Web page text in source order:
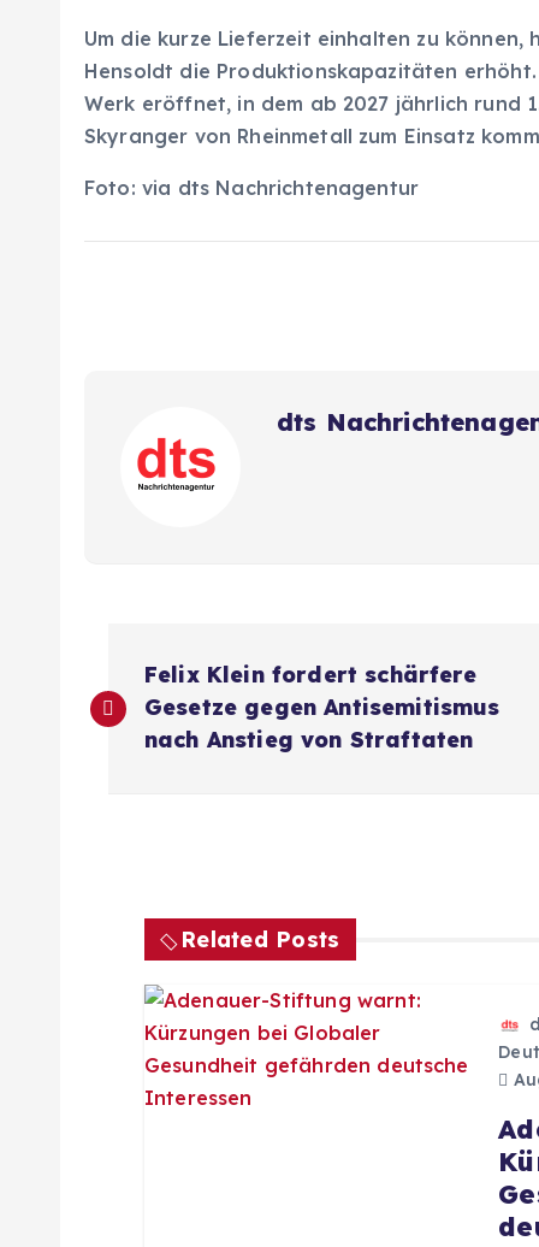
Um die kurze Lieferzeit einhalten zu
Hensoldt die Produktionskapazitäten
Werk eröffnet, in dem ab 2027 jährlich rund
Skyranger von Rheinmetall zum Einsatz
Foto: via dts Nachrichtenagentur
dts
e
Felix Klein fordert schärfere
Gesetze gegen Antisemitismus
nach Anstieg von Straftaten
Related Posts